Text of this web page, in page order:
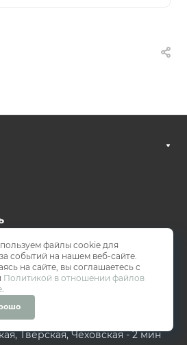
переулок, 6, 123104
Тверская, Чеховская - 2 мин
файлы cookie для
событий на нашем веб-сайте.
на сайте, вы соглашаетесь с
Политикой в отношении файлов
.